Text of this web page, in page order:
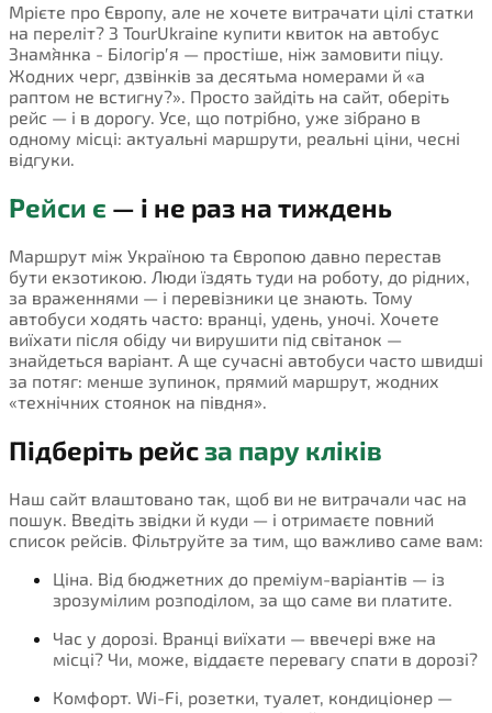
Мрієте про Європу, але не хочете витрачати цілі статки
на переліт? З TourUkraine купити квиток на автобус
Знам`янка - Білогірʹя — простіше, ніж замовити піцу.
Жодних черг, дзвінків за десятьма номерами й «а
раптом не встигну?». Просто зайдіть на сайт, оберіть
рейс — і в дорогу. Усе, що потрібно, уже зібрано в
одному місці: актуальні маршрути, реальні ціни, чесні
відгуки.
Рейси є — і не раз на тиждень
Маршрут між Україною та Європою давно перестав
бути екзотикою. Люди їздять туди на роботу, до рідних,
за враженнями — і перевізники це знають. Тому
автобуси ходять часто: вранці, удень, уночі. Хочете
виїхати після обіду чи вирушити під світанок —
знайдеться варіант. А ще сучасні автобуси часто швидші
за потяг: менше зупинок, прямий маршрут, жодних
«технічних стоянок на півдня».
Підберіть рейсза пару кліків
Наш сайт влаштовано так, щоб ви не витрачали час на
пошук. Введіть звідки й куди — і отримаєте повний
список рейсів. Фільтруйте за тим, що важливо саме вам:
Ціна. Від бюджетних до преміум-варіантів — із
зрозумілим розподілом, за що саме ви платите.
Час у дорозі. Вранці виїхати — ввечері вже на
місці? Чи, може, віддаєте перевагу спати в дорозі?
Комфорт. Wi-Fi, розетки, туалет, кондиціонер —